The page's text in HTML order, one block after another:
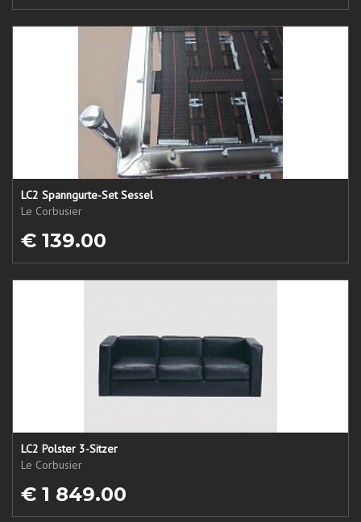
LC2 Spanngurte-Set Sessel
Le Corbusier
€ 139.00
LC2 Polster 3-Sitzer
Le Corbusier
€ 1 849.00